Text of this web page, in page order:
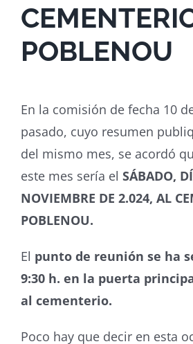
POBLENOU
En la comisión de fecha 10
pasado, cuyo resumen
del mismo mes, se acordó
este mes sería el SÁBADO,
NOVIEMBRE DE 2.024, AL
POBLENOU.
El punto de reunión se ha
9:30 h. en la puerta
al cementerio.
Poco hay que decir en esta